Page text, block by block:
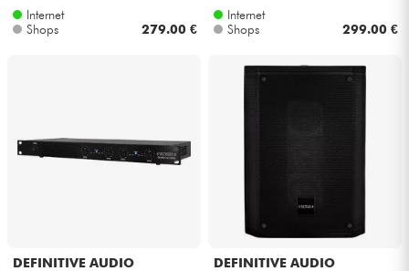
Internet
Shops
279.00 €
Internet
Shops
299.00 €
DEFINITIVE AUDIO
DEFINITIVE AUDIO